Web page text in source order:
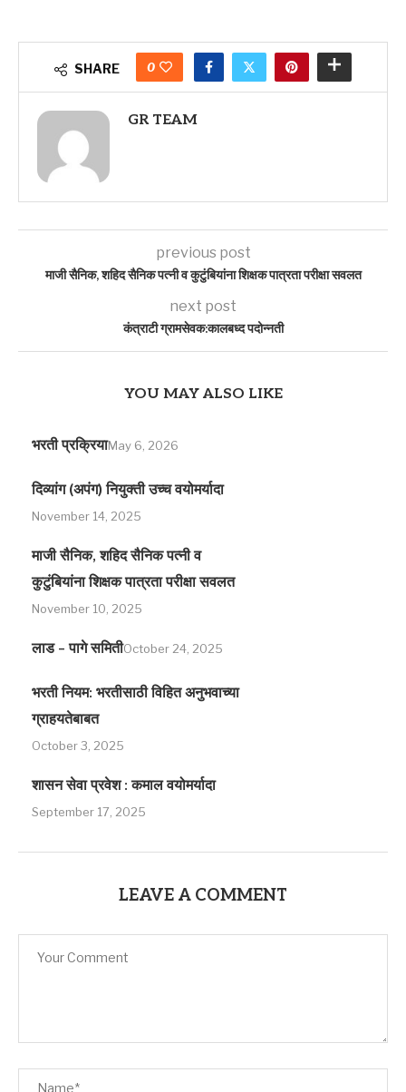
SHARE 0
GR TEAM
previous post
माजी सैनिक, शहिद सैनिक पत्नी व कुटुंबियांना शिक्षक पात्रता परीक्षा सवलत
next post
कंत्राटी ग्रामसेवक:कालबध्द पदोन्नती
YOU MAY ALSO LIKE
भरती प्रक्रियाMay 6, 2026
दिव्यांग (अपंग) नियुक्ती उच्च वयोमर्यादा
November 14, 2025
माजी सैनिक, शहिद सैनिक पत्नी व
कुटुंबियांना शिक्षक पात्रता परीक्षा सवलत
November 10, 2025
लाड – पागे समितीOctober 24, 2025
भरती नियम: भरतीसाठी विहित अनुभवाच्या
ग्राहयतेबाबत
October 3, 2025
शासन सेवा प्रवेश : कमाल वयोमर्यादा
September 17, 2025
LEAVE A COMMENT